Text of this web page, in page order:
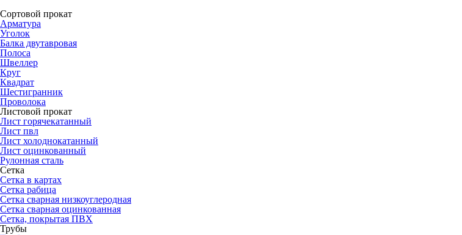
Сортовой прокат
Арматура
Уголок
Балка двутавровая
Полоса
Швеллер
Круг
Квадрат
Шестигранник
Проволока
Листовой прокат
Лист горячекатанный
Лист пвл
Лист холоднокатанный
Лист оцинкованный
Рулонная сталь
Сетка
Сетка в картах
Сетка рабица
Сетка сварная низкоуглеродная
Сетка сварная оцинкованная
Сетка, покрытая ПВХ
Трубы